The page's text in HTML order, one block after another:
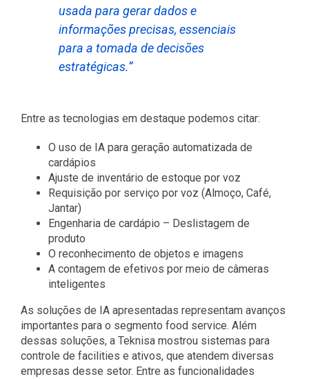
usada para gerar dados e
informações precisas, essenciais
para a tomada de decisões
estratégicas.”
Entre as tecnologias em destaque podemos citar:
O uso de IA para geração automatizada de
cardápios
Ajuste de inventário de estoque por voz
Requisição por serviço por voz (Almoço, Café,
Jantar)
Engenharia de cardápio – Deslistagem de
produto
O reconhecimento de objetos e imagens
A contagem de efetivos por meio de câmeras
inteligentes
As soluções de IA apresentadas representam avanços
importantes para o segmento food service. Além
dessas soluções, a Teknisa mostrou sistemas para
controle de facilities e ativos, que atendem diversas
empresas desse setor. Entre as funcionalidades